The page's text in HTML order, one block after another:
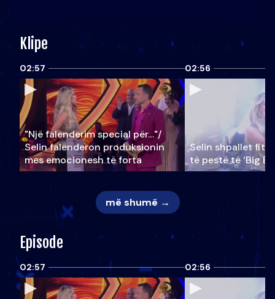
Klipe
02:57
"Një falenderim special për…"/
Selin falënderon produksionin
mes emocionesh të forta
02:56
Selin shpallet
të pestë të ‘Big
më shumë →
Episode
02:57 02:56